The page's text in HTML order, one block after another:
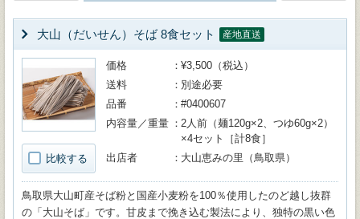
大山（だいせん）そば 8食セット 産地直送
比較する
価格
¥3,500（税込）
送料
別途必要
品番
#0400607
内容量／重量
2人前（麺120g×2、つゆ60g×2）
×4セット［計8食］
出店者
大山恵みの里（鳥取県）
鳥取県大山町産そば粉と国産小麦粉を100％使用したのど越し抜群
の「大山そば」です。甘皮まで挽き込む製法により、独特の黒い色